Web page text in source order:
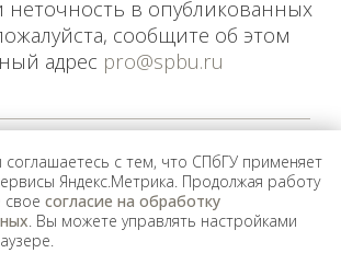
соглашаетесь с тем, что СПбГУ применяет
Яндекс.Метрика. Продолжая работу
свое согласие на обработку
. Вы можете управлять настройками